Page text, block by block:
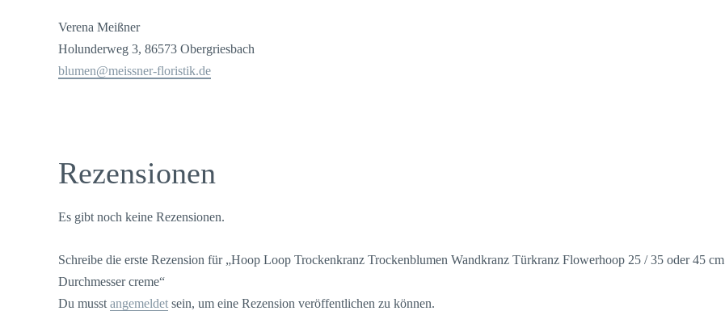
Verena Meißner
Holunderweg 3, 86573 Obergriesbach
blumen@meissner-floristik.de
Rezensionen
Es gibt noch keine Rezensionen.
Schreibe die erste Rezension für „Hoop Loop Trockenkranz Trockenblumen Wandkranz Türkranz Flowerhoop 25 / 35 oder 45 cm
Durchmesser creme“
Du musst angemeldet sein, um eine Rezension veröffentlichen zu können.